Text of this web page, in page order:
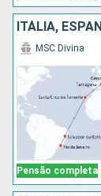
ITÁLIA,
Pensão completa
MSC Divina